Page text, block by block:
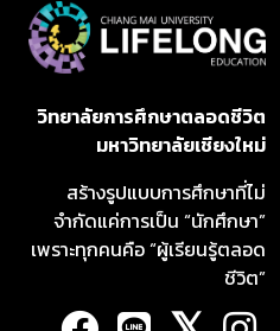
วิทยาลัยการศึกษาตลอดชีวิต
มหาวิทยาลัยเชียงใหม่
สร้างรูปแบบการศึกษาที่ไม่
จำกัดแค่การเป็น “นักศึกษา”
เพราะทุกคนคือ “ผู้เรียนรู้ตลอด
ชีวิต”